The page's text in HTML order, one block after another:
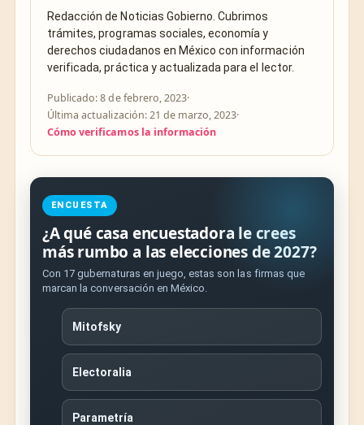
Redacción de Noticias Gobierno. Cubrimos
trámites, programas sociales, economía y
derechos ciudadanos en México con información
verificada, práctica y actualizada para el lector.
Publicado: 8 de febrero, 2023·
Última actualización: 21 de marzo, 2023·
Cómo verificamos la información
ENCUESTA
¿A qué casa encuestadora le crees
más rumbo a las elecciones de 2027?
Con 17 gubernaturas en juego, estas son las firmas que
marcan la conversación en México.
Mitofsky
Electoralia
Parametría